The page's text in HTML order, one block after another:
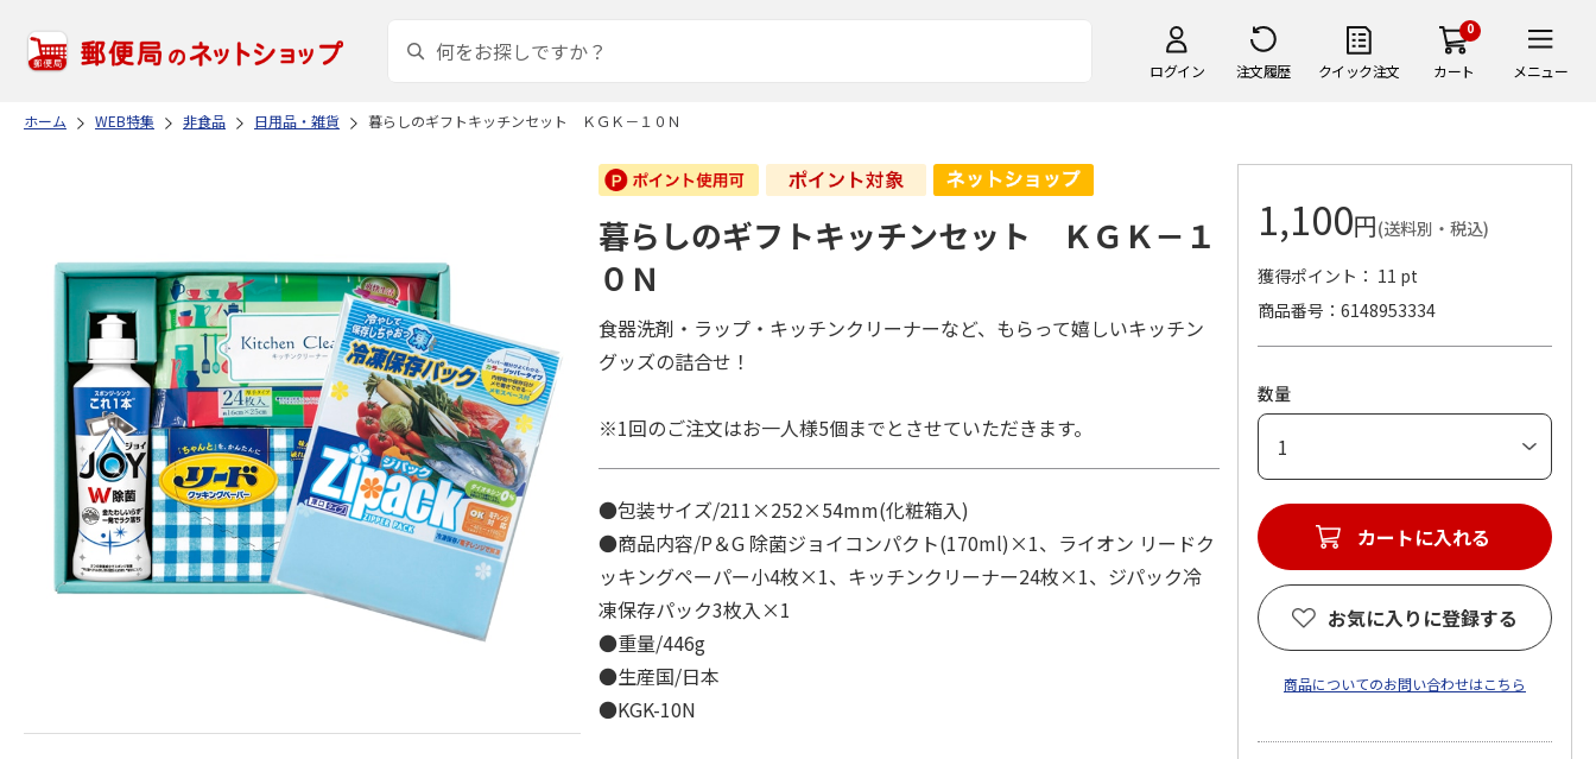
ログイン 注文履歴 クイック注文
0
カート メニュー
ホーム WEB特集 非食品 日用品・雑貨 暮らしのギフトキッチンセット ＫＧＫ－１０Ｎ
暮らしのギフトキッチンセット ＫＧＫ－１
０Ｎ
食器洗剤・ラップ・キッチンクリーナーなど、もらって嬉しいキッチン
グッズの詰合せ！
※1回のご注文はお一人様5個までとさせていただきます。
●包装サイズ/211×252×54mm(化粧箱入)
●商品内容/P＆G 除菌ジョイコンパクト(170ml)×1、ライオン リードク
ッキングペーパー小4枚×1、キッチンクリーナー24枚×1、ジパック冷
凍保存パック3枚入×1
●重量/446g
●生産国/日本
●KGK-10N
1,100円(送料別・税込)
獲得ポイント： 11 pt
商品番号
6148953334
数量
カートに入れる
お気に入りに登録する
商品についてのお問い合わせはこちら